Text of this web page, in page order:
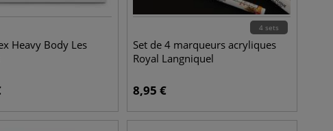
Heavy Body Les
4 sets
Set de 4 marqueurs acryliques
Royal Langniquel
8,95 €